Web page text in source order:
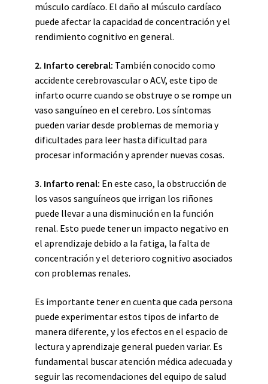
músculo cardíaco. El daño al músculo cardíaco
puede afectar la capacidad de concentración y el
rendimiento cognitivo en general.
2. Infarto cerebral: También conocido como
accidente cerebrovascular o ACV, este tipo de
infarto ocurre cuando se obstruye o se rompe un
vaso sanguíneo en el cerebro. Los síntomas
pueden variar desde problemas de memoria y
dificultades para leer hasta dificultad para
procesar información y aprender nuevas cosas.
3. Infarto renal: En este caso, la obstrucción de
los vasos sanguíneos que irrigan los riñones
puede llevar a una disminución en la función
renal. Esto puede tener un impacto negativo en
el aprendizaje debido a la fatiga, la falta de
concentración y el deterioro cognitivo asociados
con problemas renales.
Es importante tener en cuenta que cada persona
puede experimentar estos tipos de infarto de
manera diferente, y los efectos en el espacio de
lectura y aprendizaje general pueden variar. Es
fundamental buscar atención médica adecuada y
seguir las recomendaciones del equipo de salud